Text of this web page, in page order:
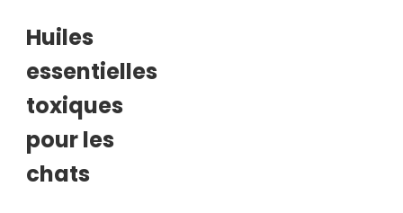
Huiles
essentielles
toxiques
pour les
chats